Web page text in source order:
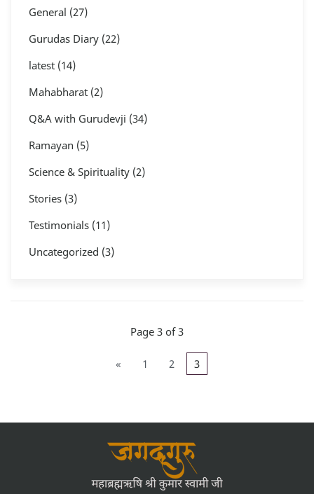
General (27)
Gurudas Diary (22)
latest (14)
Mahabharat (2)
Q&A with Gurudevji (34)
Ramayan (5)
Science & Spirituality (2)
Stories (3)
Testimonials (11)
Uncategorized (3)
Page 3 of 3
« 1 2 3